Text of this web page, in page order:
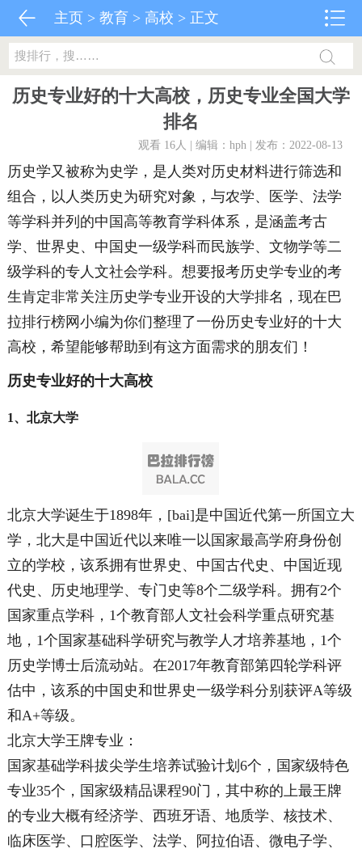
主页 >教育 > 高校 > 正文
历史专业好的十大高校，历史专业全国大学
排名
观看 16人 | 编辑：hph | 发布：2022-08-13
历史学又被称为史学，是人类对历史材料进行筛选和
组合，以人类历史为研究对象，与农学、医学、法学
等学科并列的中国高等教育学科体系，是涵盖考古
学、世界史、中国史一级学科而民族学、文物学等二
级学科的专人文社会学科。想要报考历史学专业的考
生肯定非常关注历史学专业开设的大学排名，现在巴
拉排行榜网小编为你们整理了一份历史专业好的十大
高校，希望能够帮助到有这方面需求的朋友们！
历史专业好的十大高校
1、北京大学
北京大学诞生于1898年，[bai]是中国近代第一所国立大
学，北大是中国近代以来唯一以国家最高学府身份创
立的学校，该系拥有世界史、中国古代史、中国近现
代史、历史地理学、专门史等8个二级学科。拥有2个
国家重点学科，1个教育部人文社会科学重点研究基
地，1个国家基础科学研究与教学人才培养基地，1个
历史学博士后流动站。在2017年教育部第四轮学科评
估中，该系的中国史和世界史一级学科分别获评A等级
和A+等级。
北京大学王牌专业：
国家基础学科拔尖学生培养试验计划6个，国家级特色
专业35个，国家级精品课程90门，其中称的上最王牌
的专业大概有经济学、西班牙语、地质学、核技术、
临床医学、口腔医学、法学、阿拉伯语、微电子学、